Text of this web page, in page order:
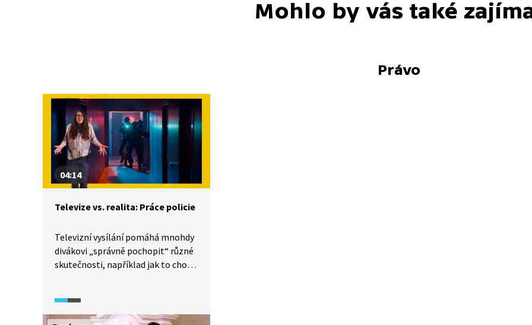
Mohlo by vás také
Právo
04:14
Televize vs. realita: Práce policie
Televizní vysílání pomáhá mnohdy
divákovi „správně pochopit“ různé
skutečnosti, například jak to chodí
detektivové, co se nikdy nebojí
překročit zákon, protože vědí, že